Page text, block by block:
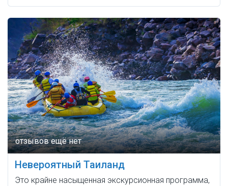
Невероятный Таиланд
Это крайне насыщенная экскурсионная программа,